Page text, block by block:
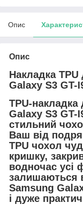
Опис
Опис
Накладка
Galaxy S3 GT-
TPU-
Galaxy S3 GT-
стильний
Ваш від
TPU чохол
кришку,
водночас усі
залишаються
Samsung
і дуже